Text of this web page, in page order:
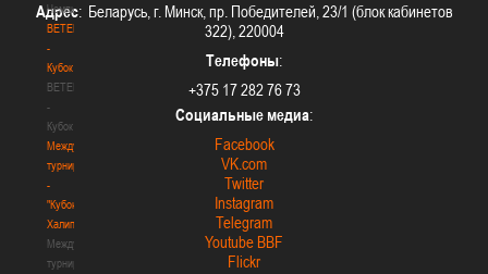
Чемпионат
BETERA
-
Кубок
BETERA
-
Кубок
Международный
турнир
-
"Кубок
Халипского"
Международный
турнир
Адрес: Беларусь, г. Минск, пр. Победителей, 23/1 (блок кабинетов
322), 220004
Телефоны:
+375 17 282 76 73
Социальные медиа:
Facebook
VK.com
Twitter
Instagram
Telegram
Youtube BBF
Flickr